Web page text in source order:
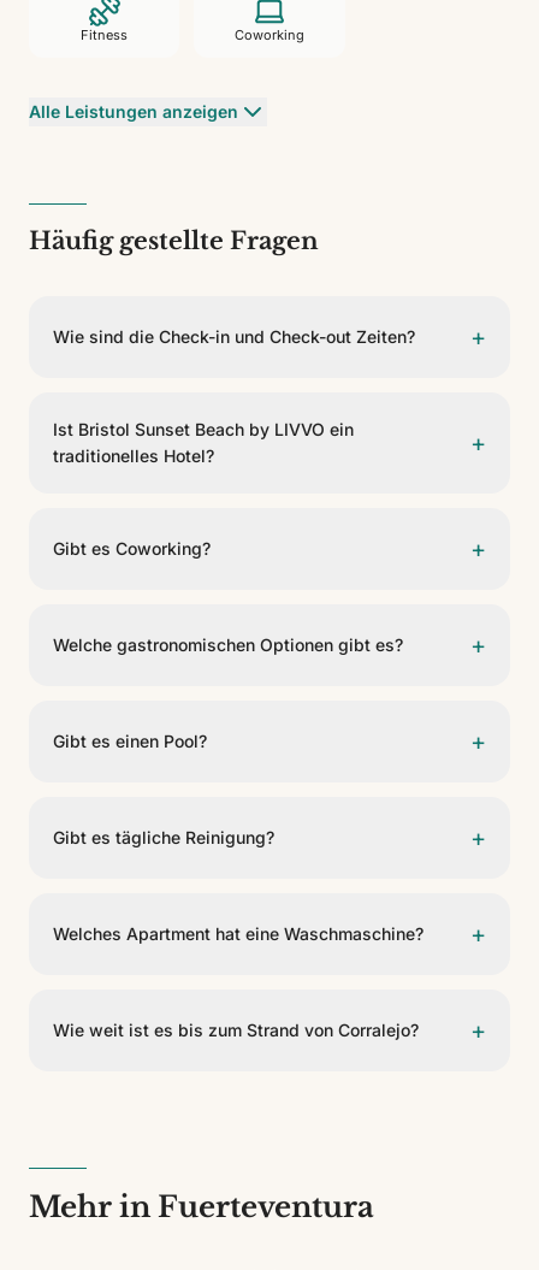
Fitness Coworking
Alle Leistungen anzeigen
Häufig gestellte Fragen
Wie sind die Check-in und Check-out Zeiten? +
Ist Bristol Sunset Beach by LIVVO ein
traditionelles Hotel?
+
Wohnung mit sozialen, sportlichen, coworking und
Gibt es Coworking? +
Arbeitsplätze, Drucker und Kabinen für
Welche gastronomischen Optionen gibt es? +
Gäste wird von 08:00 bis 11:00 Uhr serviert.
Gibt es einen Pool? +
Gibt es tägliche Reinigung? +
alle 5 Tage kostenlos an der Rezeption angefordert
Welches Apartment hat eine Waschmaschine? +
Wie weit ist es bis zum Strand von Corralejo? +
Mehr in Fuerteventura